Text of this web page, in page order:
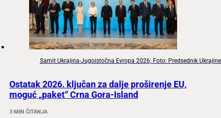
Samit Ukrajina-Jugoistočna Evropa 2026; Foto: Predsednik Ukrajine
Ostatak 2026. ključan za dalje proširenje EU,
moguć „paket“ Crna Gora-Island
3 MIN ČITANJA